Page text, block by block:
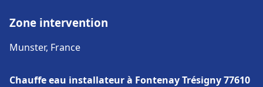
Zone intervention
Munster, France
Chauffe eau installateur à Fontenay Trésigny 77610